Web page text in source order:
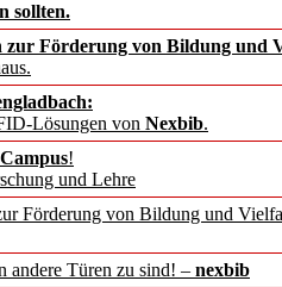
sollten.
zur Förderung von Bildung und
Lösungen von Nexbib.
!
und Lehre
Förderung von Bildung und
andere Türen zu sind! – nexbib
–